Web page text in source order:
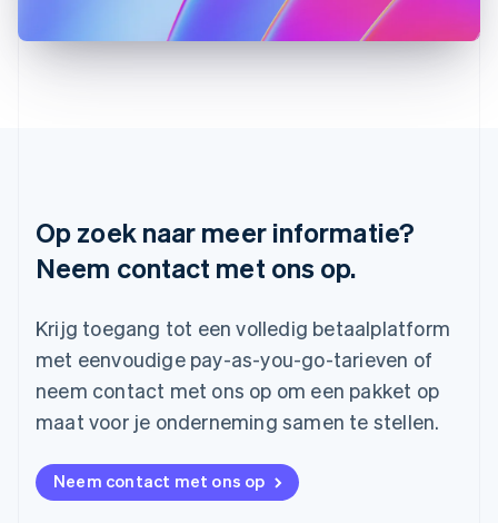
Op zoek naar meer informatie?
Neem contact met ons op.
Krijg toegang tot een volledig betaalplatform
met eenvoudige pay-as-you-go-tarieven of
neem contact met ons op om een pakket op
maat voor je onderneming samen te stellen.
Neem contact met ons op
Liechtenstein
Malta
English
Mexico
Nederland
Nieuw-Zeeland
English
Noorwegen
English
Deutsch English
Polen